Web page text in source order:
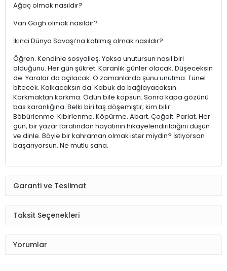
Ağaç olmak nasıldır?
Van Gogh olmak nasıldır?
İkinci Dünya Savaşı’na katılmış olmak nasıldır?
Öğren. Kendinle sosyalleş. Yoksa unutursun nasıl biri
olduğunu. Her gün şükret. Karanlık günler olacak. Düşeceksin
de. Yaralar da açılacak. O zamanlarda şunu unutma: Tünel
bitecek. Kalkacaksın da. Kabuk da bağlayacaksın.
Korkmaktan korkma. Ödün bile kopsun. Sonra kapa gözünü
bas karanlığına. Belki biri taş döşemiştir; kim bilir.
Böbürlenme. Kibirlenme. Köpürme. Abart. Çoğalt. Parlat. Her
gün, bir yazar tarafından hayatının hikayelendirildiğini düşün
ve dinle. Böyle bir kahraman olmak ister miydin? İstiyorsan
başarıyorsun. Ne mutlu sana.
Garanti ve Teslimat
Taksit Seçenekleri
Yorumlar